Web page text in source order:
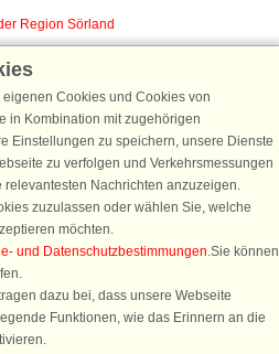
Region Sörland
Fans an
von 25 €für Ihren nächsten
einfach für den DanCenter Newsletter
Angebote, Gewinnspiele und
abonnieren
Cookies und Cookies von
in Kombination mit zugehörigen
Einstellungen zu speichern, unsere Dienste
zu verfolgen und Verkehrsmessungen
Nachrichten anzuzeigen.
zuzulassen oder wählen Sie, welche
möchten.
und Datenschutzbestimmungen.Sie können
dazu bei, dass unsere Webseite
Funktionen, wie das Erinnern an die